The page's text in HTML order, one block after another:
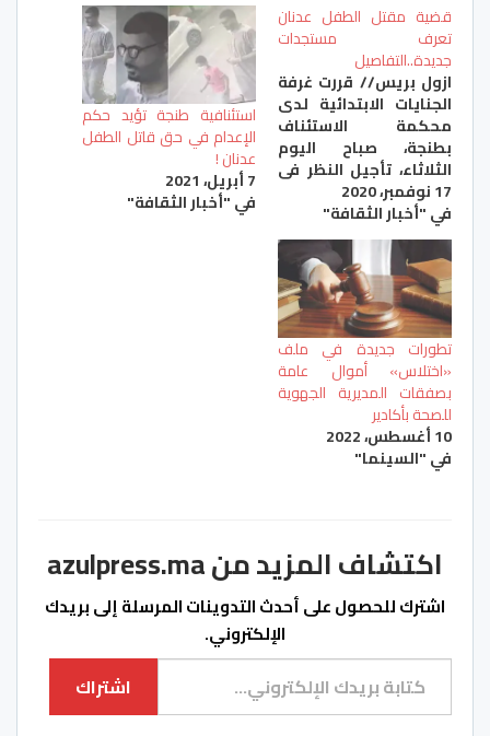
قضية مقتل الطفل عدنان
تعرف مستجدات
جديدة..التفاصيل
ازول بريس// قررت غرفة
الجنايات الابتدائية لدى
محكمة الاستئناف
بطنجة، صباح اليوم
الثلاثاء، تأجيل النظر في
جريمة مقتل الطفل
عدنان التي هزت المغرب
في شتنبر الماضي ، إلى
غاية فاتح دجنبر المقبل.
وجاء هذا التأجيل بناء
على طلب دفاع المتهم
الرئيسي والذي يتابع
بجناية القتل العمد مع
سبق الإصرار والترصد…
17 نوفمبر، 2020
في "أخبار الثقافة"
استئنافية طنجة تؤيد حكم
الإعدام في حق قاتل الطفل
عدنان !
7 أبريل، 2021
في "أخبار الثقافة"
تطورات جديدة في ملف
«اختلاس» أموال عامة
بصفقات المديرية الجهوية
للصحة بأكادير
10 أغسطس، 2022
في "السينما"
اكتشاف المزيد من azulpress.ma
اشترك للحصول على أحدث التدوينات المرسلة إلى بريدك
الإلكتروني.
كتابة بريدك الإلكتروني...
اشتراك